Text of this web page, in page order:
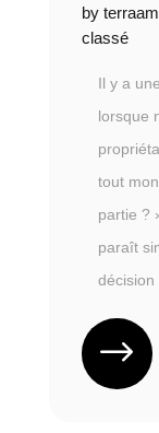
by
classé
Il y a
lorsque
tout
partie ?
paraît
décision